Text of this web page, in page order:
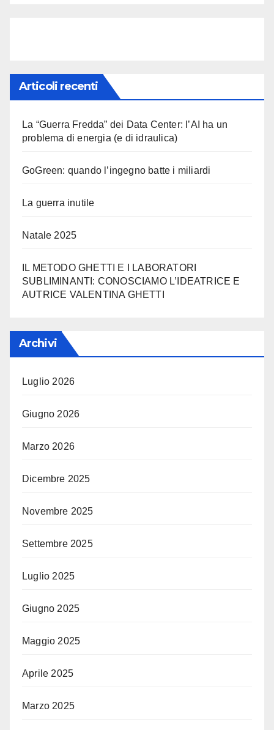
Articoli recenti
La “Guerra Fredda” dei Data Center: l’AI ha un
problema di energia (e di idraulica)
GoGreen: quando l’ingegno batte i miliardi
La guerra inutile
Natale 2025
IL METODO GHETTI E I LABORATORI
SUBLIMINANTI: CONOSCIAMO L’IDEATRICE E
AUTRICE VALENTINA GHETTI
Archivi
Luglio 2026
Giugno 2026
Marzo 2026
Dicembre 2025
Novembre 2025
Settembre 2025
Luglio 2025
Giugno 2025
Maggio 2025
Aprile 2025
Marzo 2025